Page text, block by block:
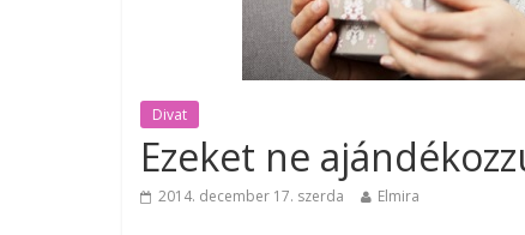
Divat
Ezeket ne
2014. december 17. szerda Elmira